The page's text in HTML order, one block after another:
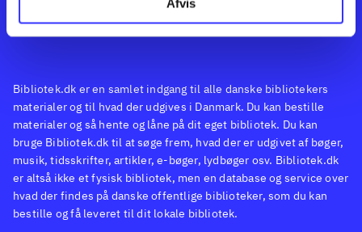
Afvis
Bibliotek.dk er en samlet indgang til alle danske bibliotekers
materialer og til hvad der udgives i Danmark. Du kan bestille
materialer og så hente og låne på dit eget bibliotek. Du kan
bruge Bibliotek.dk til at søge frem, hvad der er udgivet af bøger,
musik, tidsskrifter, artikler, e-bøger, lydbøger osv. Bibliotek.dk
er altså ikke et fysisk bibliotek, men en database og service over
hvad der findes på danske offentlige biblioteker, som du kan
bestille og få leveret til dit lokale bibliotek.